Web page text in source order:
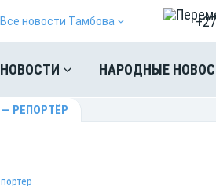
Все новости Тамбова
НОВОСТИ НАРОДНЫЕ
— РЕПОРТЁР